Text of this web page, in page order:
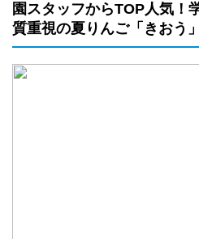
園スタッフからTOP人気！
質重視の夏りんご「きおう」